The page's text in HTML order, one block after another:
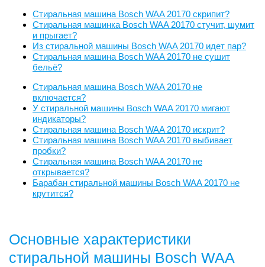
Стиральная машина Bosch WAA 20170 скрипит?
Стиральная машинка Bosch WAA 20170 стучит, шумит
и прыгает?
Из стиральной машины Bosch WAA 20170 идет пар?
Стиральная машина Bosch WAA 20170 не сушит
бельё?
Стиральная машина Bosch WAA 20170 не
включается?
У стиральной машины Bosch WAA 20170 мигают
индикаторы?
Стиральная машина Bosch WAA 20170 искрит?
Стиральная машина Bosch WAA 20170 выбивает
пробки?
Стиральная машина Bosch WAA 20170 не
открывается?
Барабан стиральной машины Bosch WAA 20170 не
крутится?
Основные характеристики
стиральной машины Bosch WAA